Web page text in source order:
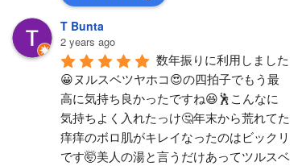
T Bunta
2 years ago
数年振りに利用しました
😀ヌルスベツヤホコ😍の四拍子でもう最
高に気持ち良かったですね😆🕺こんなに
気持ちよく入れたっけ🤔年末から荒れてた
痒痒のボロ肌がキレイなったのはビックリ
です🤯美人の湯と言うだけあってツルスベ